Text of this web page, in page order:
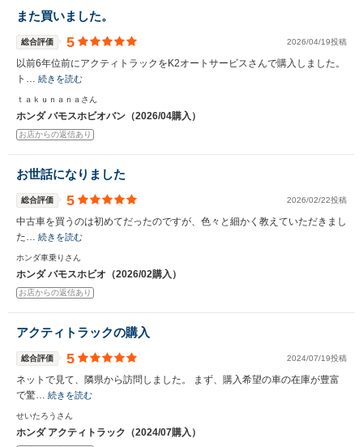
また買いました。
総合評価 5 2026/04/19投稿
以前6年位前にアクティトラックをK2オートサービスさんで購入しました。
ト… 続きを読む
ｔａｋｕｎａｎａさん
ホンダ バモスホビオバン（2026/04購入）
お店からの返信あり
お世話になりました
総合評価 5 2026/02/22投稿
中古車を買うのは初めてだったのですが、色々と細かく教えていただきまし
た… 続きを読む
ホンダ車乗りさん
ホンダ バモスホビオ（2026/02購入）
お店からの返信あり
アクティトラックの購入
総合評価 5 2024/07/19投稿
ネットで見て、隣県から訪問しました。 まず、購入希望の車の在庫が豊富
で驚… 続きを読む
せいたろうさん
ホンダ アクティトラック（2024/07購入）